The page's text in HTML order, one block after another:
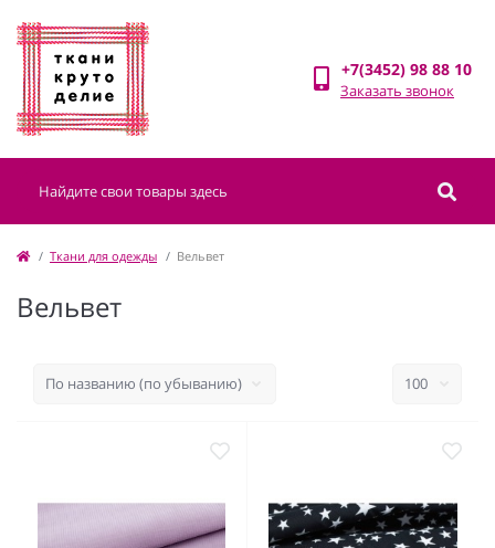
+7(3452) 98 88 10
Заказать звонок
Ткани для одежды Вельвет
Вельвет